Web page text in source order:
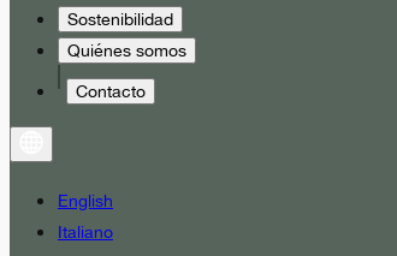
Sostenibilidad
Quiénes somos
Contacto
English
Italiano